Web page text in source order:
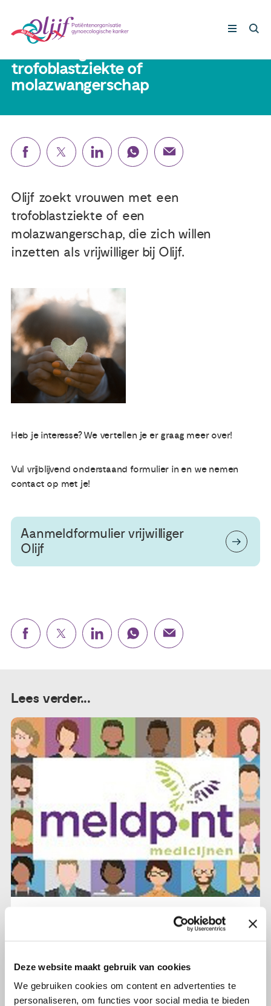
Deze website maakt gebruik van cookies
We gebruiken cookies om content en advertenties te
personaliseren, om functies voor social media te bieden
Nieuws
Publicaties
Ervaringsdeskundigheid
Over ons
Contact
Gynaecologische kankers
Lotgenoten
Leven met/na kanker
18 juni 2024
trofoblastziekte of
molazwangerschap
Olijf zoekt vrouwen met een
trofoblastziekte of een
molazwangerschap, die zich willen
inzetten als vrijwilliger bij Olijf.
Heb je interesse? We vertellen je er graag meer over!
Vul vrijblijvend onderstaand formulier in en we nemen
contact op met je!
Aanmeldformulier vrijwilliger
Olijf
Lees verder...
Lees verder